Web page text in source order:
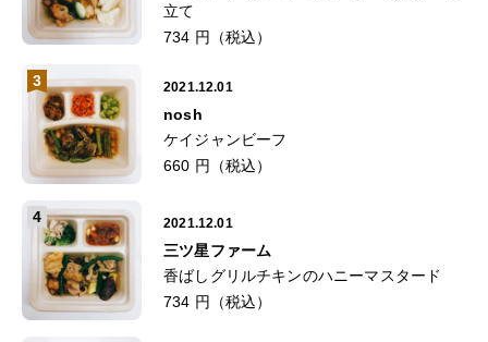
立て
734 円（税込）
3 2021.12.01
nosh
ケイジャンビーフ
660 円（税込）
4 2021.12.01
三ツ星ファーム
香ばしグリルチキンのハニーマスタード
734 円（税込）